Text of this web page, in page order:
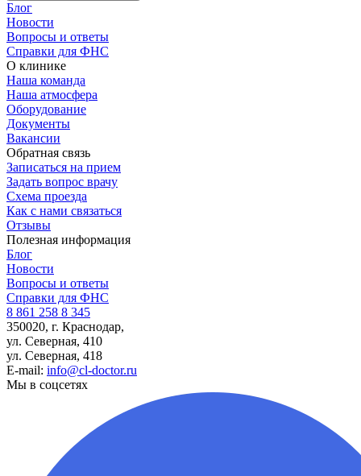
Блог
Новости
Вопросы и ответы
Справки для ФНС
О клинике
Наша команда
Наша атмосфера
Оборудование
Документы
Вакансии
Обратная связь
Записаться на прием
Задать вопрос врачу
Схема проезда
Как с нами связаться
Отзывы
Полезная информация
Блог
Новости
Вопросы и ответы
Справки для ФНС
8 861 258 8 345
350020, г. Краснодар,
ул. Северная, 410
ул. Северная, 418
E-mail: info@cl-doctor.ru
Мы в соцсетях